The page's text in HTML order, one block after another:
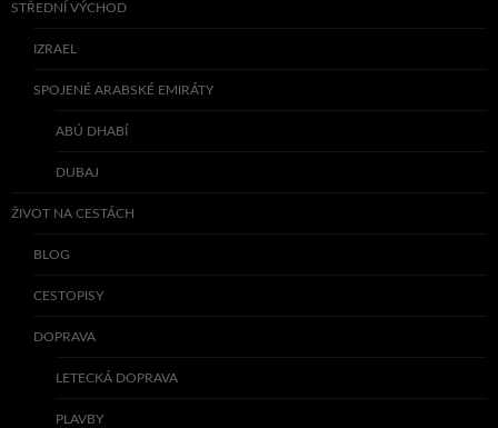
STŘEDNÍ VÝCHOD
IZRAEL
SPOJENÉ ARABSKÉ EMIRÁTY
ABÚ DHABÍ
DUBAJ
ŽIVOT NA CESTÁCH
BLOG
CESTOPISY
DOPRAVA
LETECKÁ DOPRAVA
PLAVBY